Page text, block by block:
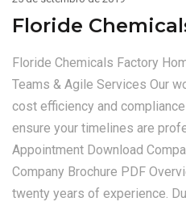
Floride
Floride Chemicals Factory
Teams & Agile Services Our
cost efficiency and
ensure your timelines are
Appointment Download
Company Brochure PDF
twenty years of experience.